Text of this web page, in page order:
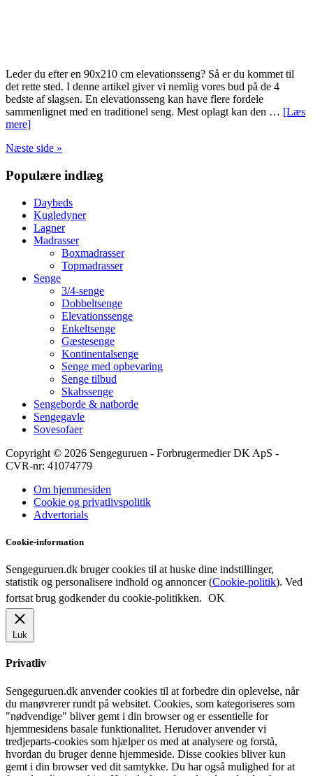
Leder du efter en 90x210 cm elevationsseng? Så er du kommet til
det rette sted. I denne artikel giver vi nemlig vores bud på de 4
bedste af slagsen. En elevationsseng kan have flere fordele
sammenlignet med en traditionel seng. Mest oplagt kan den … [Læs
mere]om
90×210
De
bedste
Næste side »
Primær
Sidebar
Populære indlæg
Daybeds
Kugledyner
Lagner
Madrasser
Boxmadrasser
Topmadrasser
Senge
3/4-senge
Dobbeltsenge
Elevationssenge
Enkeltsenge
Gæstesenge
Kontinentalsenge
Senge med opbevaring
Senge tilbud
Skabssenge
Sengeborde & natborde
Sengegavle
Sovesofaer
Copyright © 2026 Sengeguruen - Forbrugermedier DK ApS -
CVR-nr: 41074779
Om hjemmesiden
Cookie og privatlivspolitik
Advertorials
Cookie-information
Sengeguruen.dk bruger cookies til at huske dine indstillinger,
statistik og personalisere indhold og annoncer (Cookie-politik). Ved
fortsat brug godkender du cookie-politikken. OK
Luk
Privatliv
Sengeguruen.dk anvender cookies til at forbedre din oplevelse, når
du manøvrerer rundt på websitet. Cookies, som kategoriseres som
"nødvendige" bliver gemt i din browser og er essentielle for
hjemmesidens basale funktionalitet. Herudover anvender vi
tredjeparts-cookies som hjælper os med at analysere og forstå,
hvordan du bruger denne hjemmeside. Disse cookies bliver kun
gemt i din browser ved dit samtykke. Du har også mulighed for at